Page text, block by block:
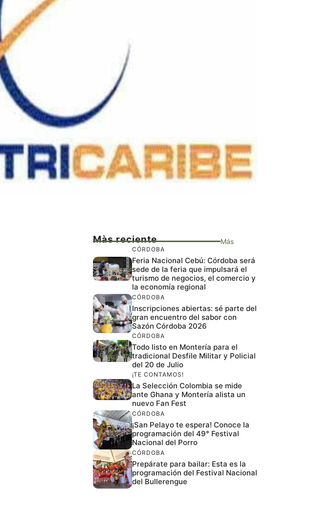
Màs reciente Más
CÓRDOBA
Feria Nacional Cebú: Córdoba será
sede de la feria que impulsará el
turismo de negocios, el comercio y
la economía regional
CÓRDOBA
Inscripciones abiertas: sé parte del
gran encuentro del sabor con
Sazón Córdoba 2026
CÓRDOBA
Todo listo en Montería para el
tradicional Desfile Militar y Policial
del 20 de Julio
¡TE CONTAMOS!
La Selección Colombia se mide
ante Ghana y Montería alista un
nuevo Fan Fest
CÓRDOBA
¡San Pelayo te espera! Conoce la
programación del 49° Festival
Nacional del Porro
CÓRDOBA
Prepárate para bailar: Esta es la
programación del Festival Nacional
del Bullerengue